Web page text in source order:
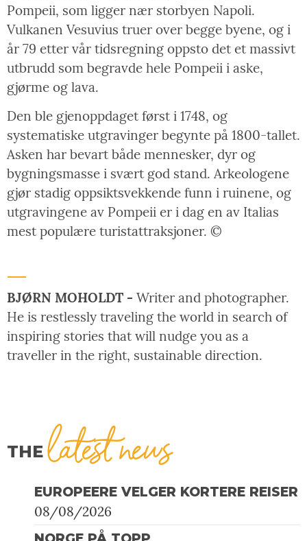
Pompeii, som ligger nær storbyen Napoli.
Vulkanen Vesuvius truer over begge byene, og i
år 79 etter vår tidsregning oppsto det et massivt
utbrudd som begravde hele Pompeii i aske,
gjørme og lava.
Den ble gjenoppdaget først i 1748, og
systematiske utgravinger begynte på 1800-tallet.
Asken har bevart både mennesker, dyr og
bygningsmasse i svært god stand. Arkeologene
gjør stadig oppsiktsvekkende funn i ruinene, og
utgravingene av Pompeii er i dag en av Italias
mest populære turistattraksjoner. ©
BJØRN MOHOLDT - Writer and photographer.
He is restlessly traveling the world in search of
inspiring stories that will nudge you as a
traveller in the right, sustainable direction.
THElatest news
EUROPEERE VELGER KORTERE REISER
08/08/2026